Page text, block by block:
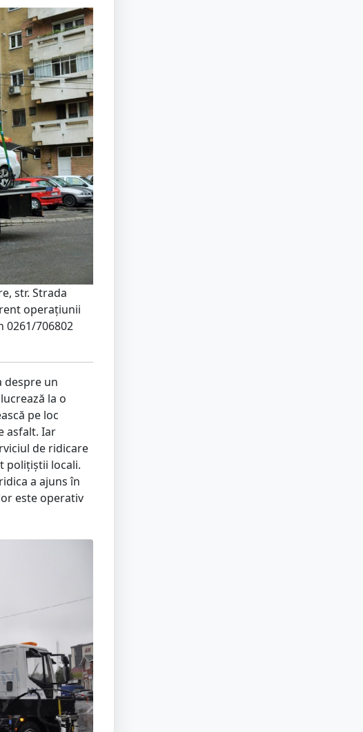
str. Strada
operațiunii
0261/706802
despre un
la o
pe loc
asfalt. Iar
de ridicare
polițiștii locali.
a ajuns în
este operativ